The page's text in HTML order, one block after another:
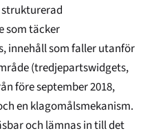
strukturerad
som täcker
innehåll som faller utanför
(tredjepartswidgets,
före september 2018,
en klagomålsmekanism.
och lämnas in till det